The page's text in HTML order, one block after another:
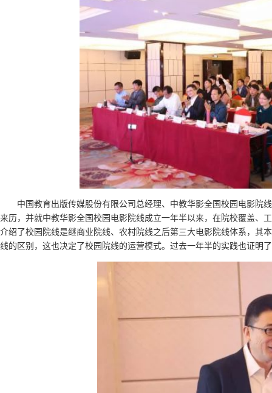
中国教育出版传媒股份有限公司总经理、中教华影全国校园电影院
来历，并就中教华影全国校园电影院线成立一年半以来，在院校覆盖、
介绍了校园院线是继商业院线、农村院线之后第三大电影院线体系，其
线的区别，这也决定了校园院线的运营模式。过去一年半的实践也证明